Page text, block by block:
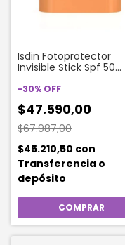
Isdin Fotoprotector
Invisible Stick Spf 50
Transparente X 10 Gr
-30% OFF
$47.590,00
$67.987,00
$45.210,50 con
Transferencia o
depósito